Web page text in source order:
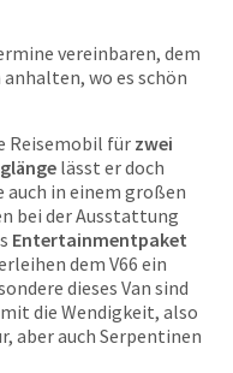
vereinbaren, dem
wo es schön
Reisemobil für zwei
lässt er doch
auch in einem großen
bei der Ausstattung
Entertainmentpaket
dem V66 ein
dieses Van sind
die Wendigkeit, also
aber auch Serpentinen